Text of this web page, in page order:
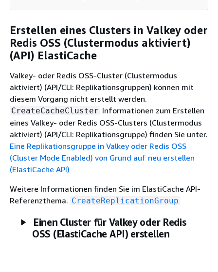
Erstellen eines Clusters in Valkey oder
Redis OSS (Clustermodus aktiviert)
(API) ElastiCache
Valkey- oder Redis OSS-Cluster (Clustermodus
aktiviert) (API/CLI: Replikationsgruppen) können mit
diesem Vorgang nicht erstellt werden.
CreateCacheCluster Informationen zum Erstellen
eines Valkey- oder Redis OSS-Clusters (Clustermodus
aktiviert) (API/CLI: Replikationsgruppe) finden Sie unter.
Eine Replikationsgruppe in Valkey oder Redis OSS
(Cluster Mode Enabled) von Grund auf neu erstellen
(ElastiCache API)
Weitere Informationen finden Sie im ElastiCache API-
Referenzthema. CreateReplicationGroup
Einen Cluster für Valkey oder Redis
OSS (ElastiCache API) erstellen